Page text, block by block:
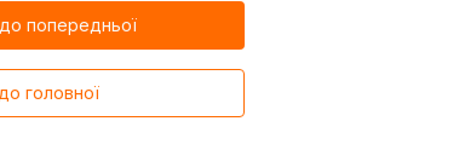
попередньої
головної